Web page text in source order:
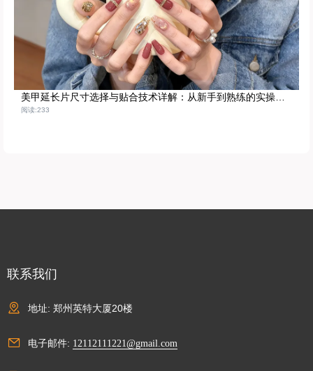
美甲延长片尺寸选择与贴合技术详解：从新手到熟练的实操训练路径
阅读:233
联系我们
地址: 郑州英特大厦20楼
电子邮件: 12112111221@gmail.com